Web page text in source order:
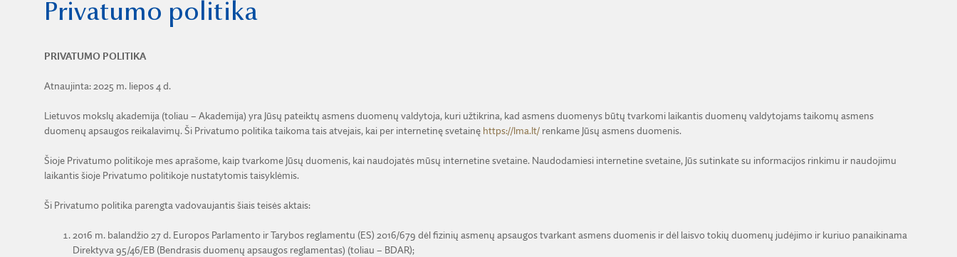
Privatumo politika
­­­PRIVATUMO POLITIKA
Atnaujinta: 2025 m. liepos 4 d.
Lietuvos mokslų akademija (toliau – Akademija) yra Jūsų pateiktų asmens duomenų valdytoja, kuri užtikrina, kad asmens duomenys būtų tvarkomi laikantis duomenų valdytojams taikomų asmens
duomenų apsaugos reikalavimų. Ši Privatumo politika taikoma tais atvejais, kai per internetinę svetainę https://lma.lt/ renkame Jūsų asmens duomenis.
Šioje Privatumo politikoje mes aprašome, kaip tvarkome Jūsų duomenis, kai naudojatės mūsų internetine svetaine. Naudodamiesi internetine svetaine, Jūs sutinkate su informacijos rinkimu ir naudojimu
laikantis šioje Privatumo politikoje nustatytomis taisyklėmis.
Ši Privatumo politika parengta vadovaujantis šiais teisės aktais:
2016 m. balandžio 27 d. Europos Parlamento ir Tarybos reglamentu (ES) 2016/679 dėl fizinių asmenų apsaugos tvarkant asmens duomenis ir dėl laisvo tokių duomenų judėjimo ir kuriuo panaikinama
Direktyva 95/46/EB (Bendrasis duomenų apsaugos reglamentas) (toliau – BDAR);